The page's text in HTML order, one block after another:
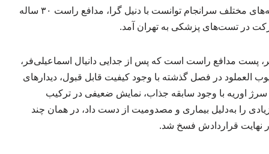
پرسپولیس پس از مدت‌ها مذاکره با گزینه‌های مختلف سرانجام توانست با دنیل گرا، مدافع راست ۳۰ ساله
در تست‌های پزشکی به تهران آمد.
نقاط ضعف پرسپولیس در ۲ فصل اخیر، پست مدافع راست است که پس از جدایی دانیال اسماعیلی‌فر،
العملود در فصل گذشته با وجود کیفیت قابل قبول، دیدارهای
اوریه با وجود سابقه جذاب، نمایش ضعیفی در ترکیب
را به‌دلیل بیماری و مصدومیت از دست داد، در همان چند
نهایت قراردادش فسخ شد.